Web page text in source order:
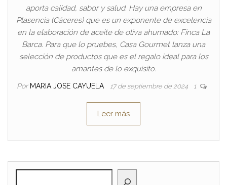
aporta calidad, sabor y salud. Hay una empresa en
Plasencia (Cáceres) que es un exponente de excelencia
en la elaboración de aceite de oliva ahumado: Finca La
Barca. Para que lo pruebes, Casa Gourmet lanza una
selección de productos que es el regalo ideal para los
amantes de lo exquisito.
Por MARIA JOSE CAYUELA 17 de septiembre de 2024 1
Leer más